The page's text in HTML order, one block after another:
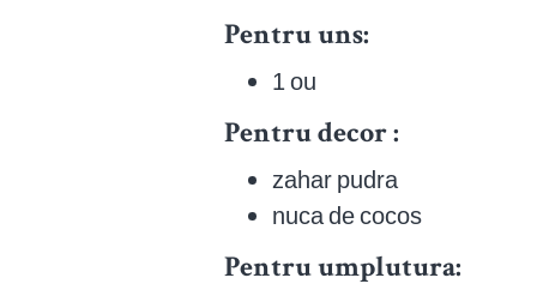
Pentru uns:
1 ou
Pentru decor :
zahar pudra
nuca de cocos
Pentru umplutura: